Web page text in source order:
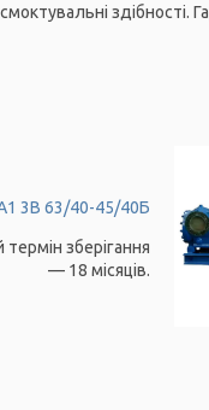
здібності.
3В 63/40-45/40Б
зберігання
— 18 місяців.